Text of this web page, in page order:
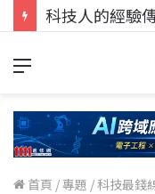
首頁 /專題 /科技最錢